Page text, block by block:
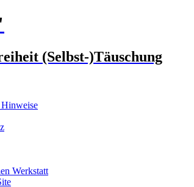
(Selbst-)Täuschung
Hinweise
Werkstatt